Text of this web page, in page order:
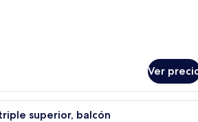
Ver
Un balcón con dos sillones
superior, balcón